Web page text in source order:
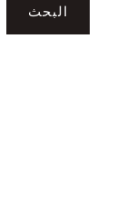
البحث